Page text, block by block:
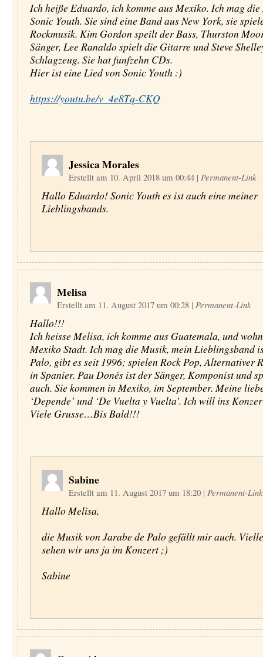
Ich heiße Eduardo, ich komme aus Mexiko. Ich mag
Sonic Youth. Sie sind eine Band aus New York, sie
Rockmusik. Kim Gordon speilt der Bass, Thurston
Sänger, Lee Ranaldo spielt die Gitarre und Steve
Schlagzeug. Sie hat funfzehn CDs.
Hier ist eine Lied von Sonic Youth :)
https://youtu.be/v_4e8Tq-CKQ
Jessica Morales
Erstellt am 10. April 2018 um 00:44 | Permanent-Link
Hallo Eduardo! Sonic Youth es ist auch eine meiner
Lieblingsbands.
Melisa
Erstellt am 11. August 2017 um 00:28 | Permanent-Link
Hallo!!!
Ich heisse Melisa, ich komme aus Guatemala, und
Mexiko Stadt. Ich mag die Musik, mein Lieblingsband
Palo, gibt es seit 1996; spielen Rock Pop, Alternativer
in Spanier. Pau Donés ist der Sänger, Komponist und
auch. Sie kommen in Mexiko, im September. Meine
‘Depende’ und ‘De Vuelta y Vuelta’. Ich will ins
Viele Grusse…Bis Bald!!!
Sabine
Erstellt am 11. August 2017 um 18:20 | Permanent-Link
Hallo Melisa,
die Musik von Jarabe de Palo gefällt mir auch.
sehen wir uns ja im Konzert ;)
Sabine